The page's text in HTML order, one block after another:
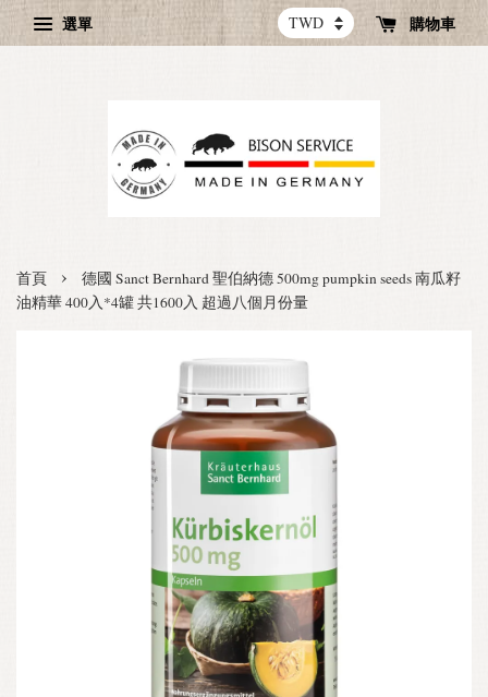
選單 購物車
首頁 ›
德國 Sanct Bernhard 聖伯納德 500mg pumpkin seeds 南瓜籽
油精華 400入*4罐 共1600入 超過八個月份量